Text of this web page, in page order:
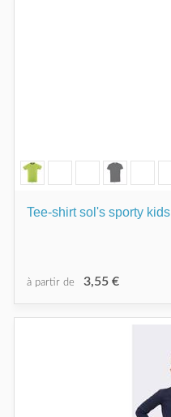
Tee-shirt sol's sporty kids
à partir de 3,55 €